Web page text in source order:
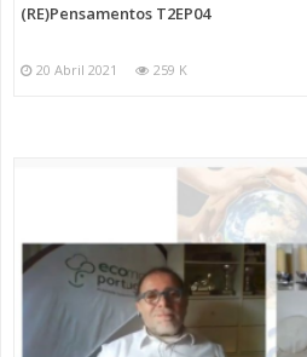
(RE)Pensamentos T2EP04
20 Abril 2021 259 K